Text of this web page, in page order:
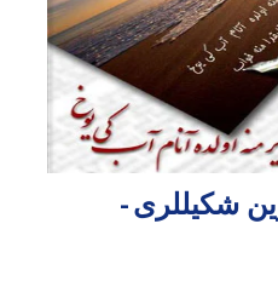
شکیللری -